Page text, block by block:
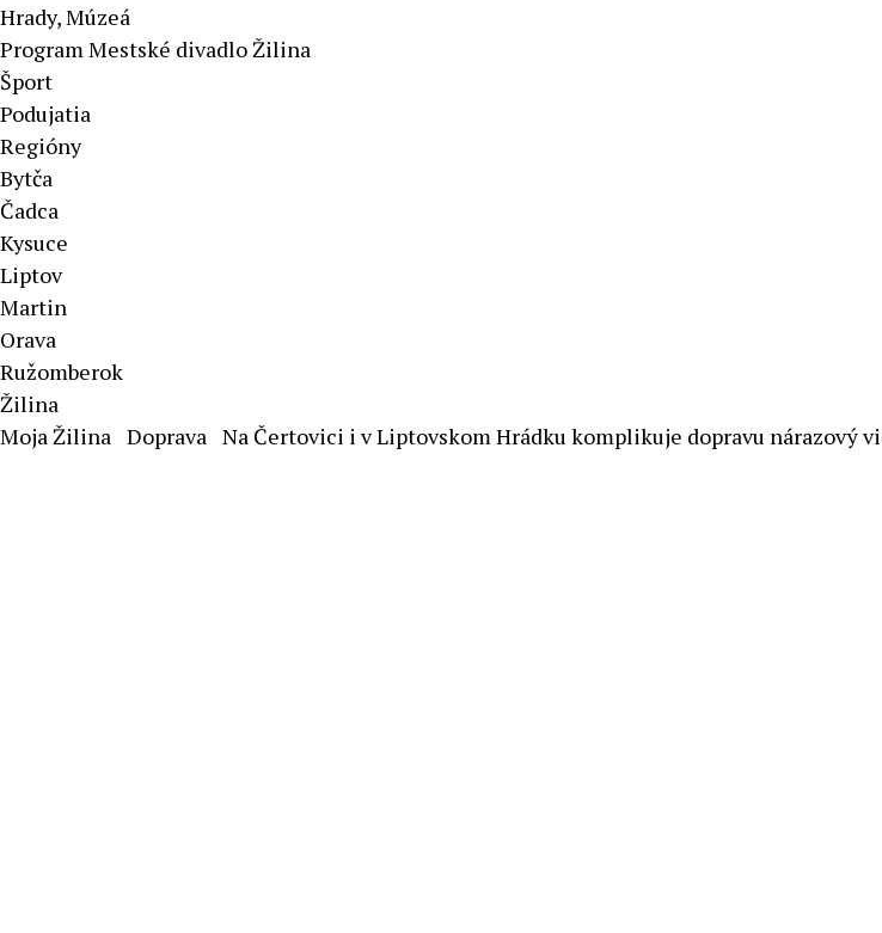
Hrady, Múzeá
Program Mestské divadlo Žilina
Šport
Podujatia
Regióny
Bytča
Čadca
Kysuce
Liptov
Martin
Orava
Ružomberok
Žilina
Moja Žilina Doprava Na Čertovici i v Liptovskom Hrádku komplikuje dopravu nárazový